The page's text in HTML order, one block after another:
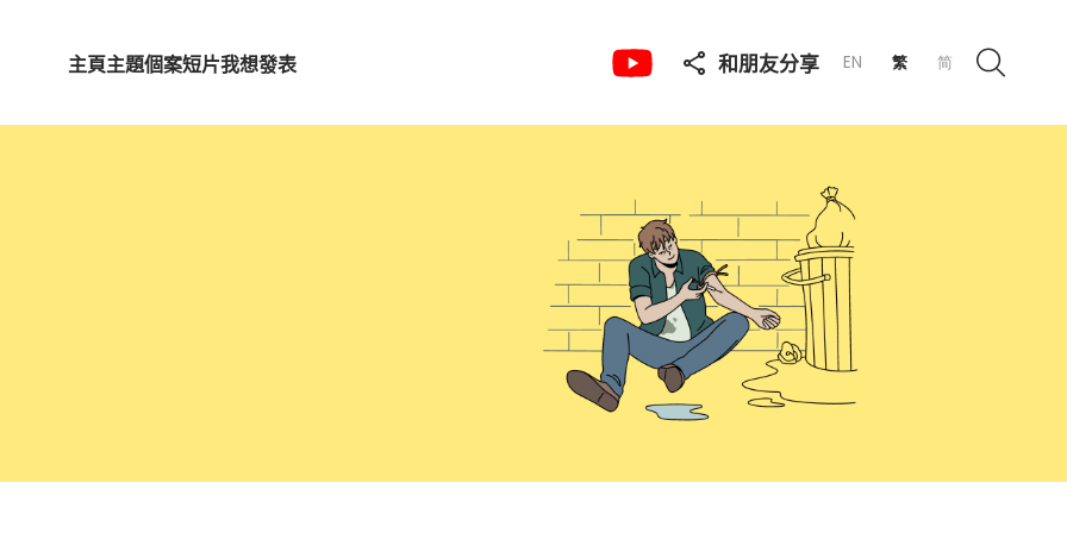
主頁主題個案短片我想發表 和朋友分享 简
繁
EN